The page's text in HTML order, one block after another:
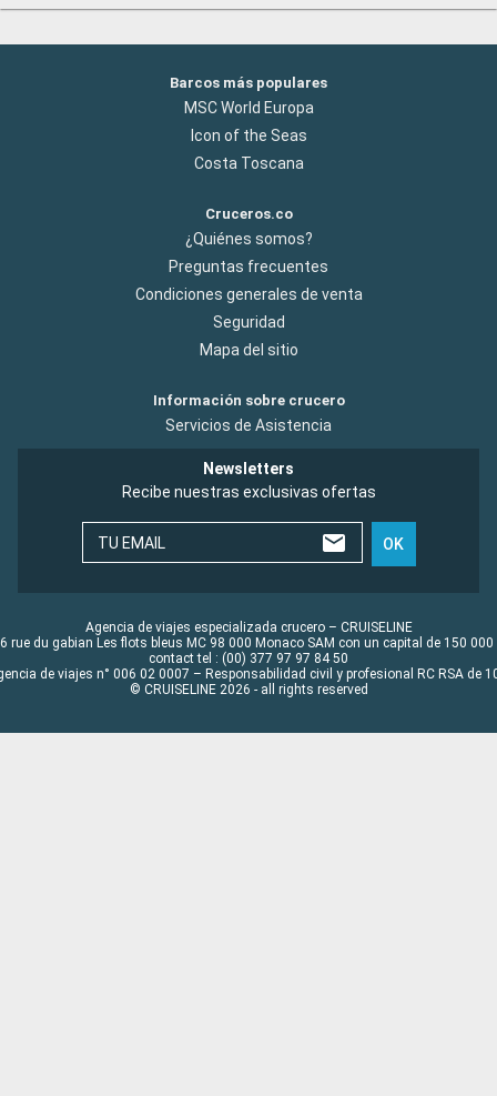
Barcos más populares
MSC World Europa
Icon of the Seas
Costa Toscana
Cruceros.co
¿Quiénes somos?
Preguntas frecuentes
Condiciones generales de venta
Seguridad
Mapa del sitio
Información sobre crucero
Servicios de Asistencia
Newsletters
Recibe nuestras exclusivas ofertas
TU EMAIL OK
Agencia de viajes especializada crucero – CRUISELINE
rue du gabian Les flots bleus MC 98 000 Monaco SAM con un capital de 150 000
contact tel : (00) 377 97 97 84 50
de viajes n° 006 02 0007 – Responsabilidad civil y profesional RC RSA de
© CRUISELINE 2026 - all rights reserved